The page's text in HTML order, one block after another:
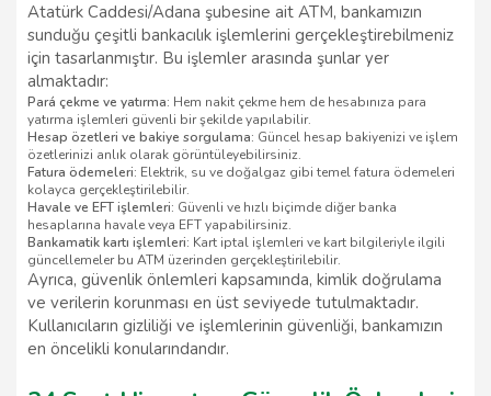
Atatürk Caddesi/Adana şubesine ait ATM, bankamızın
sunduğu çeşitli bankacılık işlemlerini gerçekleştirebilmeniz
için tasarlanmıştır. Bu işlemler arasında şunlar yer
almaktadır:
Pará çekme ve yatırma: Hem nakit çekme hem de hesabınıza para
yatırma işlemleri güvenli bir şekilde yapılabilir.
Hesap özetleri ve bakiye sorgulama: Güncel hesap bakiyenizi ve işlem
özetlerinizi anlık olarak görüntüleyebilirsiniz.
Fatura ödemeleri: Elektrik, su ve doğalgaz gibi temel fatura ödemeleri
kolayca gerçekleştirilebilir.
Havale ve EFT işlemleri: Güvenli ve hızlı biçimde diğer banka
hesaplarına havale veya EFT yapabilirsiniz.
Bankamatik kartı işlemleri: Kart iptal işlemleri ve kart bilgileriyle ilgili
güncellemeler bu ATM üzerinden gerçekleştirilebilir.
Ayrıca, güvenlik önlemleri kapsamında, kimlik doğrulama
ve verilerin korunması en üst seviyede tutulmaktadır.
Kullanıcıların gizliliği ve işlemlerinin güvenliği, bankamızın
en öncelikli konularındandır.